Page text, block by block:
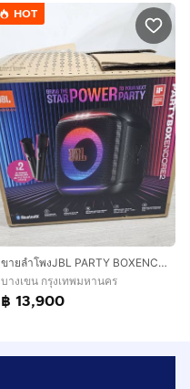
HOT
ขายลำโพงJBL PARTY BOXENCORE2พร้อม ไมค์ 2 ตัว
บางเขน กรุงเทพมหานคร
฿ 13,900